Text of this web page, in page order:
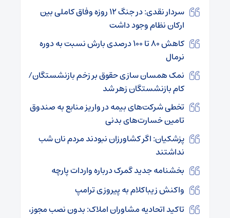
سردار نقدی: در جنگ ۱۲ روزه وفاق کاملی بین
ارکان نظام وجود داشت
کاهش ۸۰ تا ۱۰۰ درصدی بارش نسبت به دوره
نرمال
نمک همسان سازی حقوق بر زخم بازنشستگان/
کام بازنشستگان زهر شد
تخطی شرکت‌های بیمه در واریز منابع به صندوق
تامین خسارت‌های بدنی
پزشکیان: اگر کشاورزان نبودند مردم نان شب
نداشتند
بخشنامه جدید گمرک درباره واردات پارچه
واکنش زیباکلام به پیروزی ترامپ
تاکید اتحادیه مشاوران املاک: بدون نصب مجوز،